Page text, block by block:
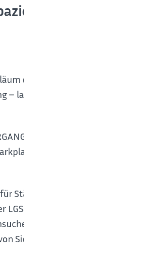
"Vom
der Landesgartenschau
– laden wir zu einer besonderen
zum aufblühenden
Städtebau und Stadtentwicklung
GmbH)
entlang der Seeufer zur
Siegfried Ulmer, begleitet von